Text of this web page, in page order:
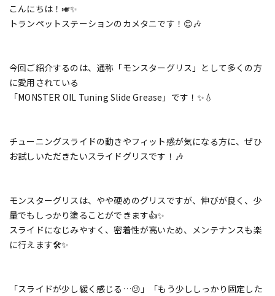
こんにちは！🎺✨
トランペットステーションのカメタニです！😊🎶
今回ご紹介するのは、通称「モンスターグリス」として多くの方
に愛用されている
「MONSTER OIL Tuning Slide Grease」です！✨💧
チューニングスライドの動きやフィット感が気になる方に、ぜひ
お試しいただきたいスライドグリスです！🎶
モンスターグリスは、やや硬めのグリスですが、伸びが良く、少
量でもしっかり塗ることができます👍✨
スライドになじみやすく、密着性が高いため、メンテナンスも楽
に行えます🛠️✨
「スライドが少し緩く感じる…😕」「もう少ししっかり固定した